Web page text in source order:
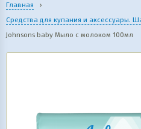
Главная
›
Средства для купания и аксессуары.
Johnsons baby Мыло с молоком 100мл